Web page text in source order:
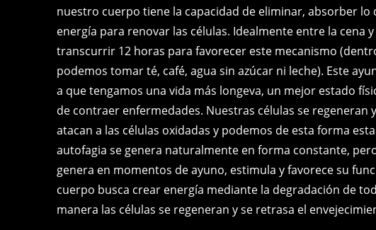
nuestro cuerpo tiene la capacidad de eliminar, absorber lo
energía para renovar las células. Idealmente entre la cena
transcurrir 12 horas para favorecer este mecanismo
podemos tomar té, café, agua sin azúcar ni leche). Este
a que tengamos una vida más longeva, un mejor estado
de contraer enfermedades. Nuestras células se regeneran
atacan a las células oxidadas y podemos de esta forma
autofagia se genera naturalmente en forma constante,
genera en momentos de ayuno, estimula y favorece su
cuerpo busca crear energía mediante la degradación de
manera las células se regeneran y se retrasa el